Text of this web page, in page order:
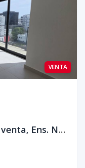
VENTA
Apartamento a estrenar en venta, Ens. Naco¡¡